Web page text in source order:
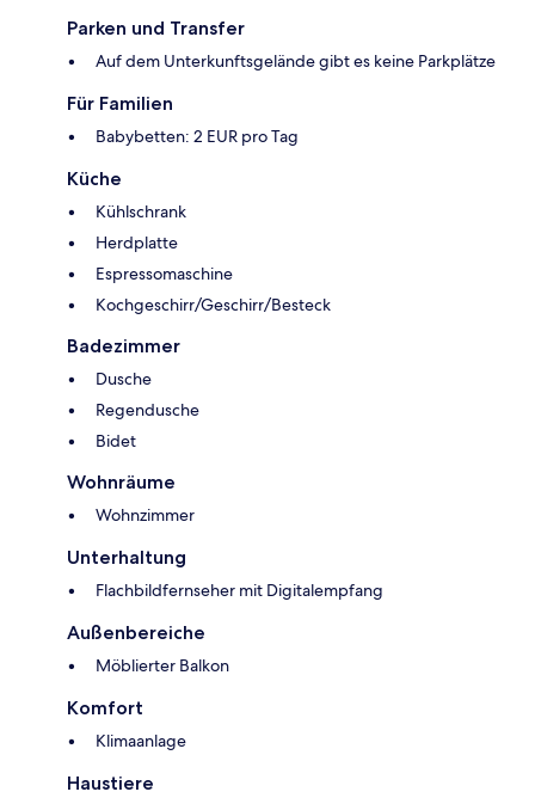
Parken und Transfer
Auf dem Unterkunftsgelände gibt es keine Parkplätze
Für Familien
Babybetten: 2 EUR pro Tag
Küche
Kühlschrank
Herdplatte
Espressomaschine
Kochgeschirr/Geschirr/Besteck
Badezimmer
Dusche
Regendusche
Bidet
Wohnräume
Wohnzimmer
Unterhaltung
Flachbildfernseher mit Digitalempfang
Außenbereiche
Möblierter Balkon
Komfort
Klimaanlage
Haustiere